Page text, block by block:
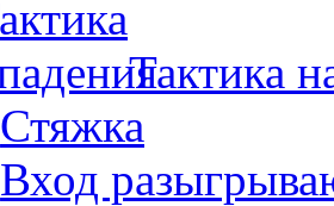
Тактика
Стяжка
Вход